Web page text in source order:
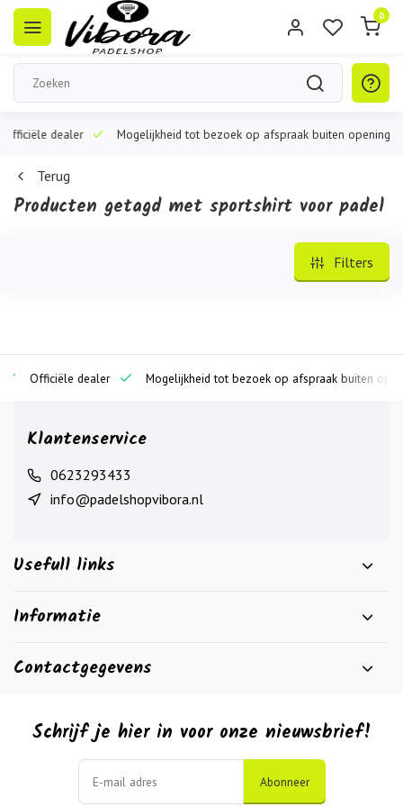
0
dealer Mogelijkheid tot bezoek op afspraak buiten openingstijden
Terug
Producten getagd met sportshirt voor padel
Filters
dealer Mogelijkheid tot bezoek op afspraak buiten
Klantenservice
0623293433
info@padelshopvibora.nl
Usefull links
Informatie
Contactgegevens
Schrijf je hier in voor onze nieuwsbrief!
Abonneer